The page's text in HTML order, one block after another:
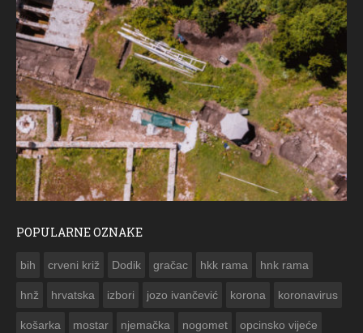
POPULARNE OZNAKE
bih crveni križ Dodik gračac hkk rama hnk rama
hnž hrvatska izbori jozo ivančević korona koronavirus
košarka mostar njemačka nogomet opcinsko vijeće